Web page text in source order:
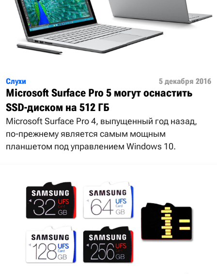
Слухи 5 декабря 2016
Microsoft Surface Pro 5 могут оснастить
SSD-диском на 512 ГБ
Microsoft Surface Pro 4, выпущенный год назад,
по-прежнему является самым мощным
планшетом под управлением Windows 10.